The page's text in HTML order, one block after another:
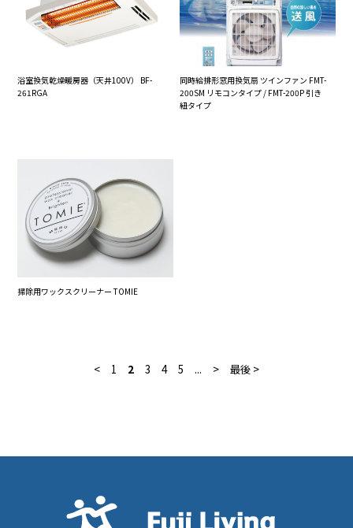
浴室換気乾燥暖房器（天井100V） BF-
261RGA
同時給排形窓用換気扇 ツインファン FMT-
200SM リモコンタイプ / FMT-200P 引き
紐タイプ
掃除用ワックスクリーナー TOMIE
< 1 2 3 4 5 ... > 最後 >